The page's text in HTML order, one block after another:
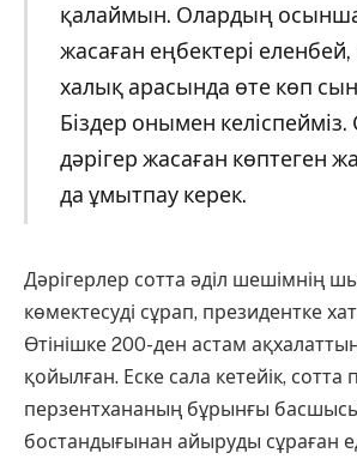
қалаймын. Олардың
жасаған еңбектері
халық арасында өте көп
Біздер онымен келіспейміз.
дәрігер жасаған көптеген
да ұмытпау керек.
Дәрігерлер сотта әділ шешімнің
көмектесуді сұрап, президентке
Өтінішке 200-ден астам
қойылған. Еске сала кетейік, сотта
перзентхананың бұрынғы
бостандығынан айыруды сұраған